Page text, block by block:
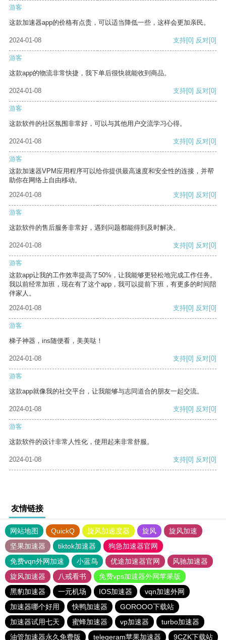
游客
这款加速器app的价格有点贵，可以适当降低一些，这样会更加亲民。
2024-01-08 支持[0] 反对[0]
游客
这款app的物流非常快捷，我下单后很快就能收到商品。
2024-01-08 支持[0] 反对[0]
游客
这款软件的社区氛围非常好，可以与其他用户交流学习心得。
2024-01-08 支持[0] 反对[0]
游客
这款加速器VPM应用程序可以给你提供最高速度和安全性的连接，并帮
助你在网络上自由移动。
2024-01-08
支持[0] 反对[0]
游客
这款软件的售后服务非常好，遇到问题都能得到及时解决。
2024-01-08 支持[0] 反对[0]
游客
这款app让我的工作效率提高了50%，让我能够更轻松地完成工作任务。
我以前经常加班，现在有了这个app，我可以提前下班，有更多的时间陪
伴家人。
2024-01-08
支持[0] 反对[0]
游客
梯子神器，ins随便看，美美哒！
2024-01-08 支持[0] 反对[0]
游客
这款app就像我的社交平台，让我能够与志同道合的朋友一起交流。
2024-01-08 支持[0] 反对[0]
游客
这款软件的设计非常人性化，使用起来非常舒服。
2024-01-08 支持[0] 反对[0]
友情链接
网站地图 QuickQ 旋风加速度器 旋风
旋风加速
坚果加速器
tiktok加速器
狗急加速器官网
免费vqn外网加速
小蓝鸟 优途加速器官网
风驰加速器
旋风加速器
八戒看书
免费vps加速器外网苹果版
黑豹加速器
一元机场 IOS加速器
vqn加速外网
加速器哪个好用
快鸭加速器
GOROOO下载站
加速器试用七天
蜜蜂加速器 vp加速器
turbo加速器
油管加速器永久免费版
telegeram苹果加速器 9CZK下载站